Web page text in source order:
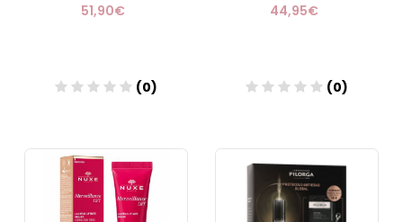
51,90€
(0)
Añadir
44,95€
(0)